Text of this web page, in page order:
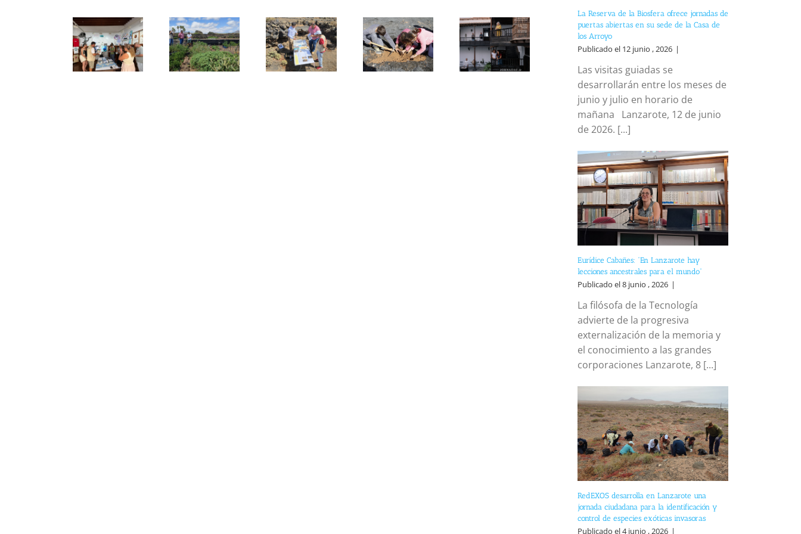
La Reserva de la Biosfera ofrece jornadas de
puertas abiertas en su sede de la Casa de
los Arroyo
Publicado el 12 junio , 2026 |
Las visitas guiadas se
desarrollarán entre los meses de
junio y julio en horario de
mañana Lanzarote, 12 de junio
de 2026. [...]
Eurídice Cabañes: “En Lanzarote hay
lecciones ancestrales para el mundo”
Publicado el 8 junio , 2026 |
La filósofa de la Tecnología
advierte de la progresiva
externalización de la memoria y
el conocimiento a las grandes
corporaciones Lanzarote, 8 [...]
RedEXOS desarrolla en Lanzarote una
jornada ciudadana para la identificación y
control de especies exóticas invasoras
Publicado el 4 junio , 2026 |